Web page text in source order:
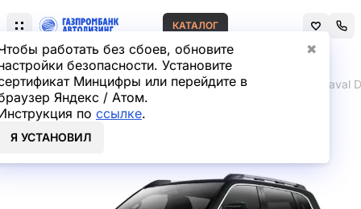
работать без сбоев, обновите
безопасности. Установите
Минцифры или перейдите в
Яндекс / Атом.
по ссылке.
Я УСТАНОВИЛ
✖
КАТАЛОГ
Главная Лизинг легковых автомобилей Haval
Haval Dargo в лизинг